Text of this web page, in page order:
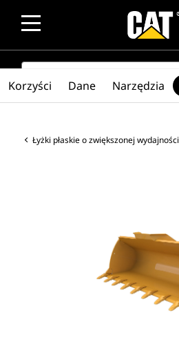
SEARCH
Łyżki płaskie o zwiększonej wydajności
Korzyści Dane Narzędzia